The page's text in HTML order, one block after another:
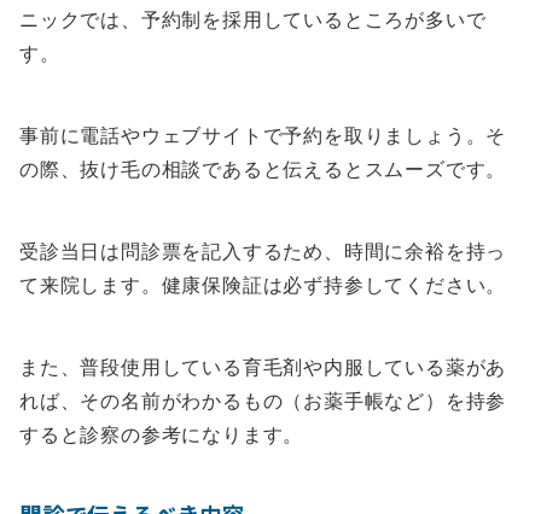
ニックでは、予約制を採用しているところが多いで
す。
事前に電話やウェブサイトで予約を取りましょう。そ
の際、抜け毛の相談であると伝えるとスムーズです。
受診当日は問診票を記入するため、時間に余裕を持っ
て来院します。健康保険証は必ず持参してください。
また、普段使用している育毛剤や内服している薬があ
れば、その名前がわかるもの（お薬手帳など）を持参
すると診察の参考になります。